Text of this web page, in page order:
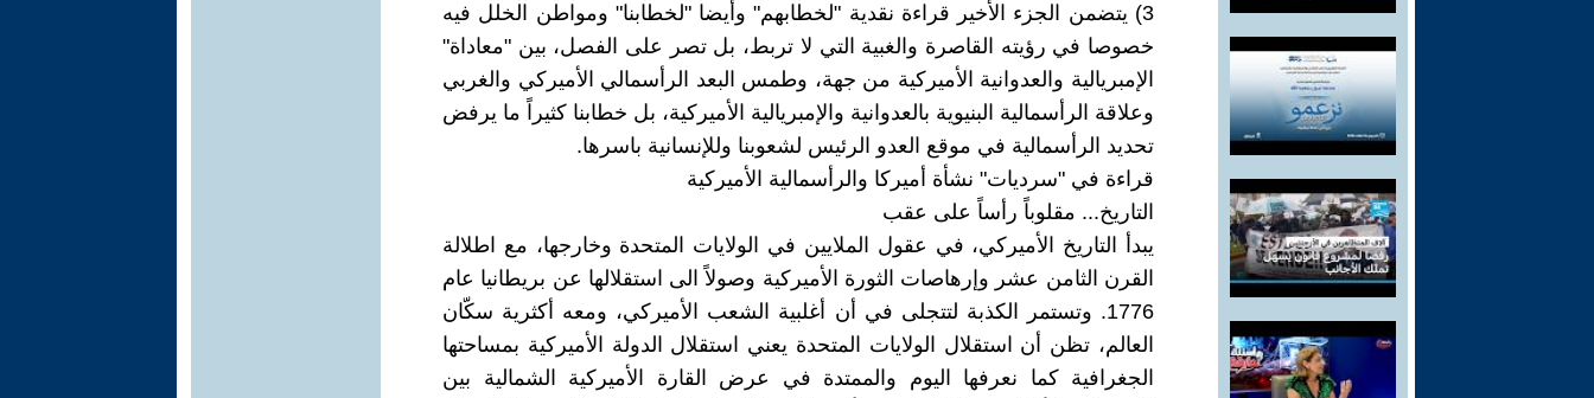
3) يتضمن الجزء الأخير قراءة نقدية "لخطابهم" وأيضا "لخطابنا" ومواطن الخلل فيه
خصوصا في رؤيته القاصرة والغبية التي لا تربط، بل تصر على الفصل، بين "معاداة"
الإمبريالية والعدوانية الأميركية من جهة، وطمس البعد الرأسمالي الأميركي والغربي
وعلاقة الرأسمالية البنيوية بالعدوانية والإمبريالية الأميركية، بل خطابنا كثيراً ما يرفض
تحديد الرأسمالية في موقع العدو الرئيس لشعوبنا وللإنسانية باسرها.
قراءة في "سرديات" نشأة أميركا والرأسمالية الأميركية
التاريخ... مقلوباً رأساً على عقب
يبدأ التاريخ الأميركي، في عقول الملايين في الولايات المتحدة وخارجها، مع اطلالة
القرن الثامن عشر وإرهاصات الثورة الأميركية وصولاً الى استقلالها عن بريطانيا عام
1776. وتستمر الكذبة لتتجلى في أن أغلبية الشعب الأميركي، ومعه أكثرية سكّان
العالم، تظن أن استقلال الولايات المتحدة يعني استقلال الدولة الأميركية بمساحتها
الجغرافية كما نعرفها اليوم والممتدة في عرض القارة الأميركية الشمالية بين